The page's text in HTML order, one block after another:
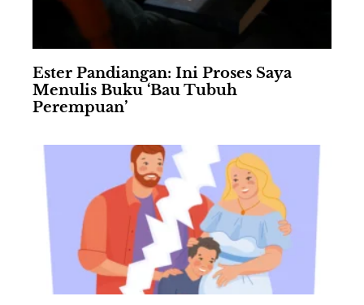
Ester Pandiangan: Ini Proses Saya
Menulis Buku ‘Bau Tubuh
Perempuan’